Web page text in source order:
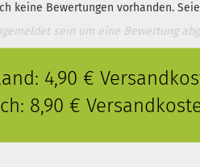
keine Bewertungen vorhanden.
sein um eine Bewertung
4,90 €
8,90 €